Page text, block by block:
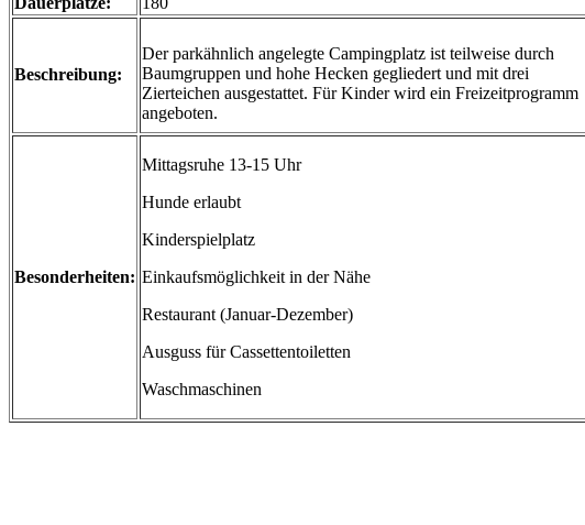
Beschreibung:
Der parkähnlich angelegte Campingplatz ist teilweise durch
Baumgruppen und hohe Hecken gegliedert und mit drei
Zierteichen ausgestattet. Für Kinder wird ein Freizeitprogramm
angeboten.
Besonderheiten:
Mittagsruhe 13-15 Uhr
Hunde erlaubt
Kinderspielplatz
Einkaufsmöglichkeit in der Nähe
Restaurant (Januar-Dezember)
Ausguss für Cassettentoiletten
Waschmaschinen